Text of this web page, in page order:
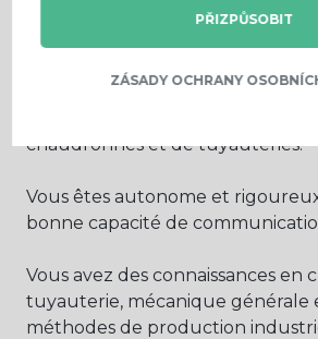
idéalement en conception
réussie d’au moins 3 ans en
chaudronnés et de tuyauteries.
Vous êtes autonome et
bonne capacité de
Vous avez des connaissances en
tuyauterie, mécanique générale
méthodes de production
PŘIZPŮSOBIT
ZÁSADY OCHRANY